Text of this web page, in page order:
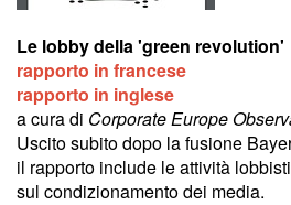
Le lobby della 'green revolution'
rapporto in francese
rapporto in inglese
a cura di Corporate Europe
Uscito subito dopo la fusione
il rapporto include le attività
sul condizionamento dei media.